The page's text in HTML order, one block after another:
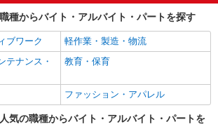
種からバイト・アルバイト・パートを探す
ブワーク
軽作業・製造・物流
テナンス・
教育・保育
ファッション・アパレル
気の職種からバイト・アルバイト・パートを